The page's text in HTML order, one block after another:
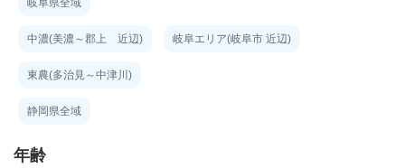
中濃(美濃～郡上 近辺) 岐阜エリア(岐阜市 近辺)
東農(多治見～中津川)
静岡県全域
年齢